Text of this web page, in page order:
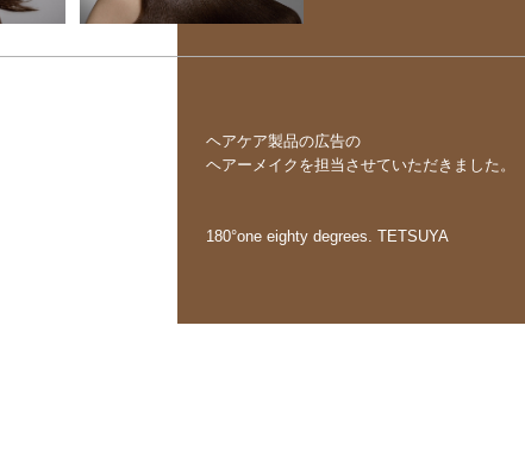
ヘアケア製品の広告の
ヘアーメイクを担当させていただきました。
180°one eighty degrees. TETSUYA